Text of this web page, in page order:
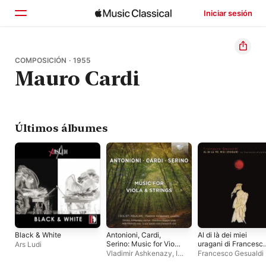
Iniciar sesión
Inicio
Explorar
COMPOSICIÓN · 1955
Mauro Cardi
Últimos álbumes
Black & White
Ars Ludi
Antonioni, Cardi,
Serino: Music for Viola
& Strings
Vladimir Ashkenazy, I
Al di là dei miei
uragani di
Gesualdi (Per
Francesco Gesualdi